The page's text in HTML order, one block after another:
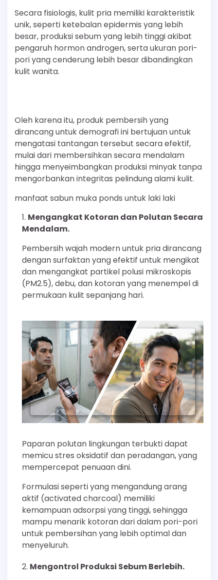
Secara fisiologis, kulit pria memiliki karakteristik
unik, seperti ketebalan epidermis yang lebih
besar, produksi sebum yang lebih tinggi akibat
pengaruh hormon androgen, serta ukuran pori-
pori yang cenderung lebih besar dibandingkan
kulit wanita.
Oleh karena itu, produk pembersih yang
dirancang untuk demografi ini bertujuan untuk
mengatasi tantangan tersebut secara efektif,
mulai dari membersihkan secara mendalam
hingga menyeimbangkan produksi minyak tanpa
mengorbankan integritas pelindung alami kulit.
manfaat sabun muka ponds untuk laki laki
Mengangkat Kotoran dan Polutan Secara
Mendalam.
Pembersih wajah modern untuk pria dirancang
dengan surfaktan yang efektif untuk mengikat
dan mengangkat partikel polusi mikroskopis
(PM2.5), debu, dan kotoran yang menempel di
permukaan kulit sepanjang hari.
Paparan polutan lingkungan terbukti dapat
memicu stres oksidatif dan peradangan, yang
mempercepat penuaan dini.
Formulasi seperti yang mengandung arang
aktif (activated charcoal) memiliki
kemampuan adsorpsi yang tinggi, sehingga
mampu menarik kotoran dari dalam pori-pori
untuk pembersihan yang lebih optimal dan
menyeluruh.
Mengontrol Produksi Sebum Berlebih.